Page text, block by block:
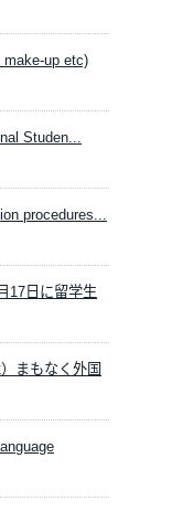
up etc)
Studen...
procedures...
17日に留学生
まもなく外国